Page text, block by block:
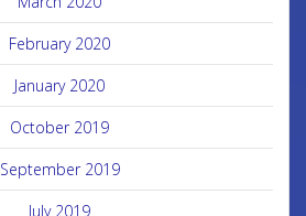
February 2020
January 2020
October 2019
September 2019
July 2019